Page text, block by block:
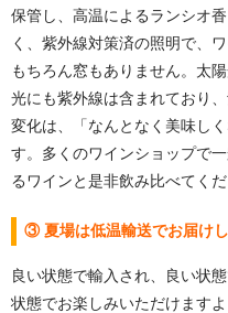
保管し、高温によるランシオ
く、紫外線対策済の照明で、
もちろん窓もありません。太
光にも紫外線は含まれており
変化は、「なんとなく美味し
す。多くのワインショップで
るワインと是非飲み比べてくだ
③ 夏場は低温輸送でお届けし
良い状態で輸入され、良い状
状態でお楽しみいただけます